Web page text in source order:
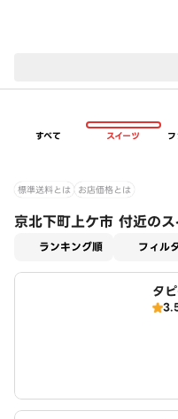
すべて スイーツ
標準送料とは お店価格とは
京北下町上ケ市 付近のス
ランキング順 フィル
タ